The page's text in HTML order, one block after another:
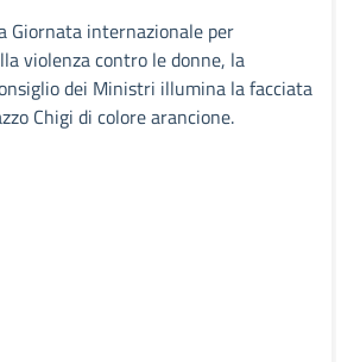
Giornata internazionale per
violenza contro le donne, la
dei Ministri illumina la facciata
Chigi di colore arancione.